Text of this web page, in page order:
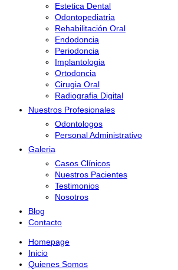
Estetica Dental
Odontopediatria
Rehabilitación Oral
Endodoncia
Periodoncia
Implantologia
Ortodoncia
Cirugia Oral
Radiografia Digital
Nuestros Profesionales
Odontologos
Personal Administrativo
Galeria
Casos Clínicos
Nuestros Pacientes
Testimonios
Nosotros
Blog
Contacto
Homepage
Inicio
Quienes Somos